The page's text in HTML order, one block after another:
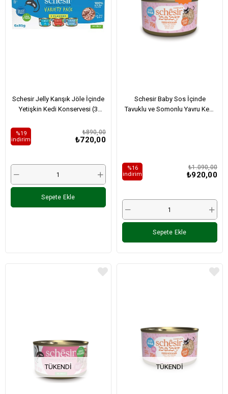
Schesir Jelly Karışık Jöle İçinde
Yetişkin Kedi Konservesi (3
₺720,00
₺890,00
%19
i̇ndirim
Sepete Ekle
Schesir Baby Sos İçinde
Tavuklu ve Somonlu Yavru Kedi
₺920,00
₺1.090,00
%16
i̇ndirim
Sepete Ekle
TÜKENDI TÜKENDI